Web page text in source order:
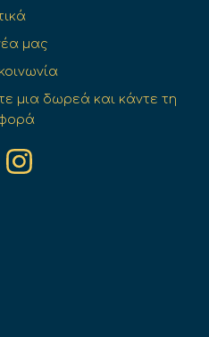
μας
μια δωρεά και κάντε τη